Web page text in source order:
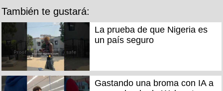
También te gustará:
La prueba de que Nigeria es
un país seguro
Gastando una broma con IA a